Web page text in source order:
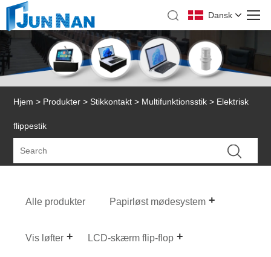
Dansk
Hjem > Produkter >Stikkontakt > Multifunktionsstik > Elektrisk
flippestik
Alle produkter Papirløst mødesystem
Vis løfter LCD-skærm flip-flop